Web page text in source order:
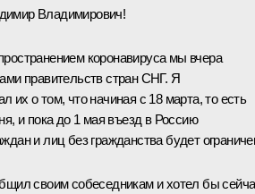
Владимирович!
коронавируса мы вчера
правительств стран СНГ. Я
их о том, что начиная с 18 марта, то есть
и пока до 1 мая въезд в Россию
и лиц без гражданства будет
своим собеседникам и хотел бы